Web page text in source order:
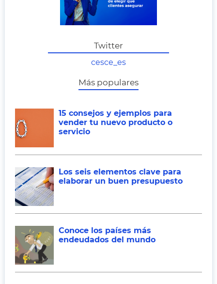
Twitter
cesce_es
Más populares
15 consejos y ejemplos para
vender tu nuevo producto o
servicio
Los seis elementos clave para
elaborar un buen presupuesto
Conoce los países más
endeudados del mundo